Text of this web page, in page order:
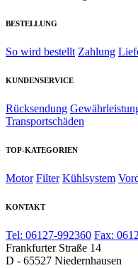
BESTELLUNG
So wird bestellt Zahlung
KUNDENSERVICE
Rücksendung
Transportschäden
TOP-KATEGORIEN
Motor Filter Kühlsystem
KONTAKT
Tel: 06127-992360 Fax:
Frankfurter Straße 14
D - 65527 Niedernhausen